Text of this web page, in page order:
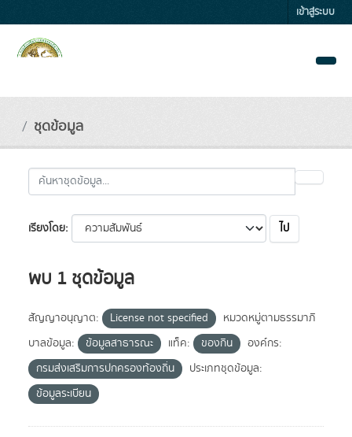
เข้าสู่ระบบ
ชุดข้อมูล
เรียงโดย ไป
พบ 1 ชุดข้อมูล
สัญญาอนุญาต: License not specified
หมวดหมู่ตามธรรมาภิ
บาลข้อมูล:
ข้อมูลสาธารณะ แท็ค: ของกิน
องค์กร:
กรมส่งเสริมการปกครองท้องถิ่น
ประเภทชุดข้อมูล:
ข้อมูลระเบียน